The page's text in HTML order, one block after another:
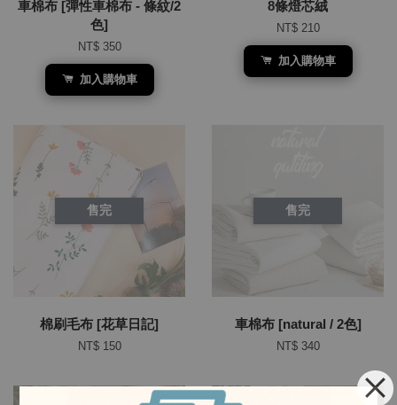
車棉布 [彈性車棉布 - 條紋/2
色]
NT$ 350
加入購物車
8條燈芯絨
NT$ 210
加入購物車
售完
棉刷毛布 [花草日記]
NT$ 150
售完
車棉布 [natural / 2色]
NT$ 340